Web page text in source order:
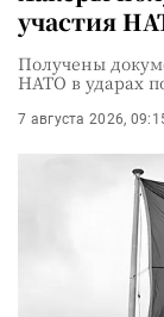
участия
Получены
НАТО в ударах
7 августа 2026,